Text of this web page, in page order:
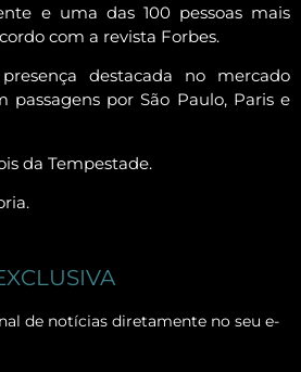
e uma das 100 pessoas mais
com a revista Forbes.
destacada no mercado
passagens por São Paulo, Paris e
da Tempestade.
de notícias diretamente no seu e-